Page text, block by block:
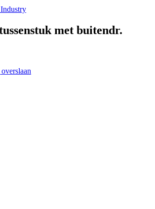
met buitendr.